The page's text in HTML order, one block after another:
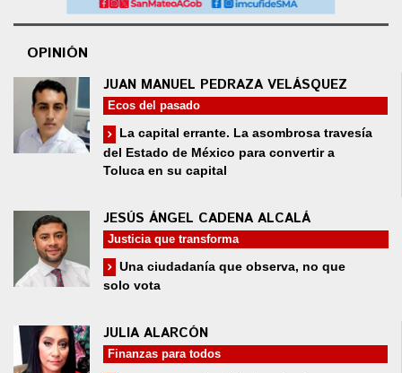
OPINIÓN
JUAN MANUEL PEDRAZA VELÁSQUEZ
Ecos del pasado
La capital errante. La asombrosa travesía
del Estado de México para convertir a
Toluca en su capital
JESÚS ÁNGEL CADENA ALCALÁ
Justicia que transforma
Una ciudadanía que observa, no que
solo vota
JULIA ALARCÓN
Finanzas para todos